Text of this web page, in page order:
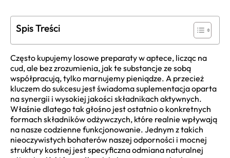
Spis Treści
Często kupujemy losowe preparaty w aptece, licząc na
cud, ale bez zrozumienia, jak te substancje ze sobą
współpracują, tylko marnujemy pieniądze. A przecież
kluczem do sukcesu jest świadoma suplementacja oparta
na synergii i wysokiej jakości składnikach aktywnych.
Właśnie dlatego tak głośno jest ostatnio o konkretnych
formach składników odżywczych, które realnie wpływają
na nasze codzienne funkcjonowanie. Jednym z takich
nieoczywistych bohaterów naszej odporności i mocnej
struktury kostnej jest specyficzna odmiana naturalnej